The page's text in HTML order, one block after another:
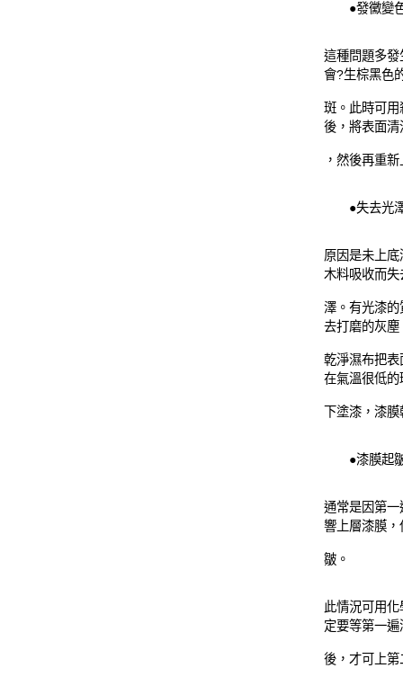
●發黴變
這種問題多
會?生棕黑色
斑。此時可
後，將表面清
，然後再重
●失去光
原因是未上
木料吸收而失
澤。有光漆
去打磨的灰塵
乾淨濕布把
在氣溫很低的
下塗漆，漆
●漆膜起
通常是因第
響上層漆膜，
皺。
此情況可用
定要等第一遍
後，才可上第